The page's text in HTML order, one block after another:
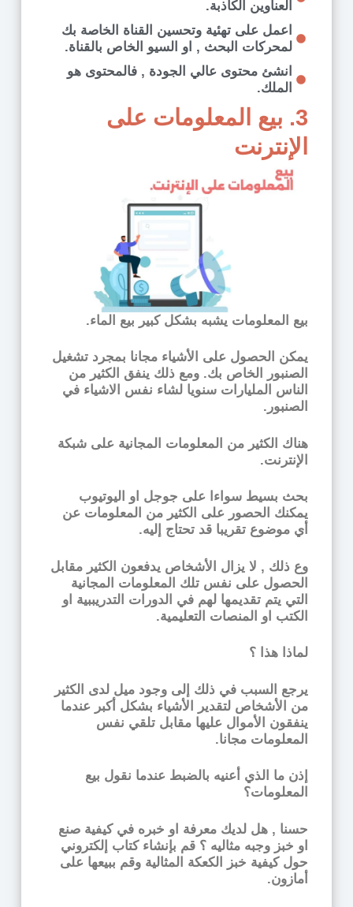
العناوين الكاذبة.
اعمل على تهئية وتحسين القناة الخاصة بك
لمحركات البحث , او السيو الخاص بالقناة.
انشئ محتوى عالي الجودة , فالمحتوى هو
الملك.
3. بيع المعلومات على
الإنترنت
بيع المعلومات يشبه بشكل كبير بيع الماء.
يمكن الحصول على الأشياء مجانا بمجرد تشغيل
الصنبور الخاص بك. ومع ذلك ينفق الكثير من
الناس المليارات سنويا لشاء نفس الاشياء في
الصنبور.
هناك الكثير من المعلومات المجانية على شبكة
الإنترنت.
بحث بسيط سواءا على جوجل او اليوتيوب
يمكنك الحصور على الكثير من المعلومات عن
أي موضوع تقريبا قد تحتاج إليه.
وع ذلك , لا يزال الأشخاص يدفعون الكثير مقابل
الحصول على نفس تلك المعلومات المجانية
التي يتم تقديمها لهم في الدورات التدريببية او
الكتب او المنصات التعليمية.
لماذا هذا ؟
يرجع السبب في ذلك إلى وجود ميل لدى الكثير
من الأشخاص لتقدير الأشياء بشكل أكبر عندما
ينفقون الأموال عليها مقابل تلقي نفس
المعلومات مجانا.
إذن ما الذي أعنيه بالضبط عندما نقول بيع
المعلومات؟
حسنا , هل لديك معرفة او خبره في كيفية صنع
او خبز وجبه مثاليه ؟ قم بإنشاء كتاب إلكتروني
حول كيفية خبز الكعكة المثالية وقم ببيعها على
أمازون.